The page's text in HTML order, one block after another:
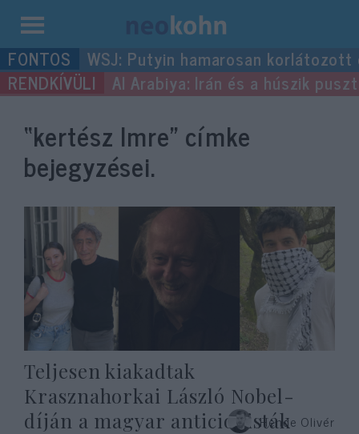
Kilépés
a
tartalomba
WSJ: Putyin hamarosan
Al Arabiya: Irán és a húszik
“kertész Imre” címke
bejegyzései.
Teljesen kiakadtak
Krasznahorkai László Nobel-
díján a magyar anticionistákHende Olivér